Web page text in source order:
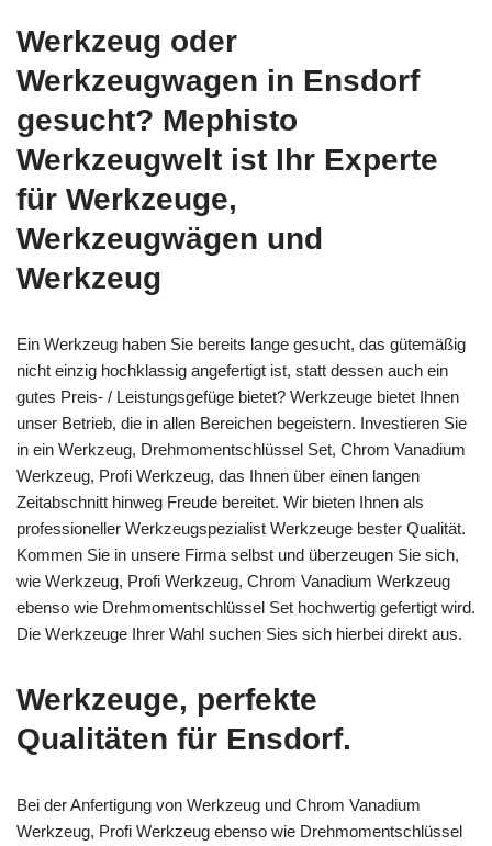
Werkzeug oder
Werkzeugwagen in Ensdorf
gesucht? Mephisto
Werkzeugwelt ist Ihr Experte
für Werkzeuge,
Werkzeugwägen und
Werkzeug
Ein Werkzeug haben Sie bereits lange gesucht, das gütemäßig
nicht einzig hochklassig angefertigt ist, statt dessen auch ein
gutes Preis- / Leistungsgefüge bietet? Werkzeuge bietet Ihnen
unser Betrieb, die in allen Bereichen begeistern. Investieren Sie
in ein Werkzeug, Drehmomentschlüssel Set, Chrom Vanadium
Werkzeug, Profi Werkzeug, das Ihnen über einen langen
Zeitabschnitt hinweg Freude bereitet. Wir bieten Ihnen als
professioneller Werkzeugspezialist Werkzeuge bester Qualität.
Kommen Sie in unsere Firma selbst und überzeugen Sie sich,
wie Werkzeug, Profi Werkzeug, Chrom Vanadium Werkzeug
ebenso wie Drehmomentschlüssel Set hochwertig gefertigt wird.
Die Werkzeuge Ihrer Wahl suchen Sies sich hierbei direkt aus.
Werkzeuge, perfekte
Qualitäten für Ensdorf.
Bei der Anfertigung von Werkzeug und Chrom Vanadium
Werkzeug, Profi Werkzeug ebenso wie Drehmomentschlüssel